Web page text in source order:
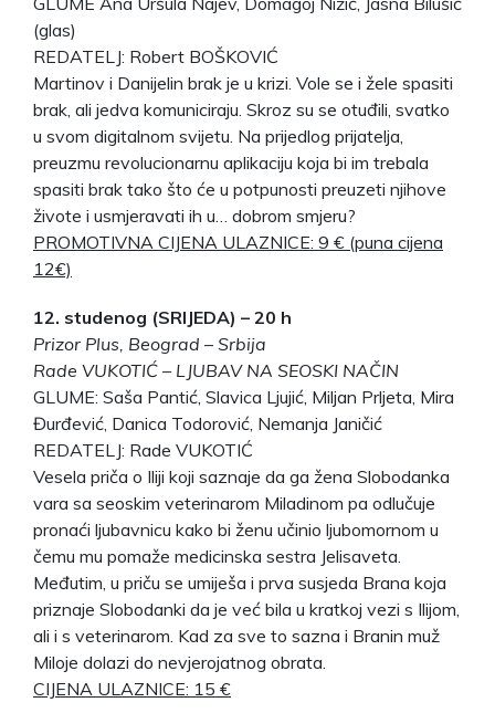
(glas)
REDATELJ: Robert BOŠKOVIĆ
Martinov i Danijelin brak je u krizi. Vole se i žele spasiti
brak, ali jedva komuniciraju. Skroz su se otuđili, svatko
u svom digitalnom svijetu. Na prijedlog prijatelja,
preuzmu revolucionarnu aplikaciju koja bi im trebala
spasiti brak tako što će u potpunosti preuzeti njihove
živote i usmjeravati ih u… dobrom smjeru?
PROMOTIVNA CIJENA ULAZNICE: 9 € (puna cijena
12€)
12. studenog (SRIJEDA) – 20 h
Prizor Plus, Beograd – Srbija
Rade VUKOTIĆ – LJUBAV NA SEOSKI NAČIN
GLUME: Saša Pantić, Slavica Ljujić, Miljan Prljeta, Mira
Đurđević, Danica Todorović, Nemanja Janičić
REDATELJ: Rade VUKOTIĆ
Vesela priča o Iliji koji saznaje da ga žena Slobodanka
vara sa seoskim veterinarom Miladinom pa odlučuje
pronaći ljubavnicu kako bi ženu učinio ljubomornom u
čemu mu pomaže medicinska sestra Jelisaveta.
Međutim, u priču se umiješa i prva susjeda Brana koja
priznaje Slobodanki da je već bila u kratkoj vezi s Ilijom,
ali i s veterinarom. Kad za sve to sazna i Branin muž
Miloje dolazi do nevjerojatnog obrata.
CIJENA ULAZNICE: 15 €